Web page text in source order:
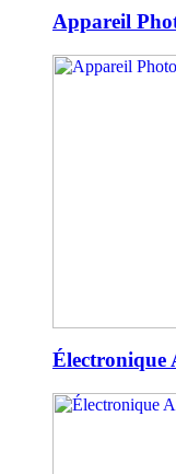
Appareil
Électronique